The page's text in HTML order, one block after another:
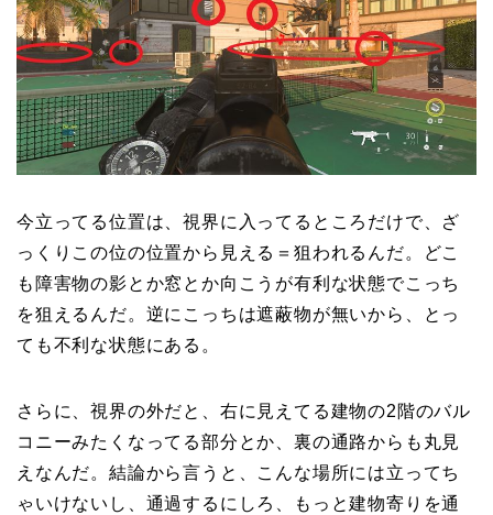
今立ってる位置は、視界に入ってるところだけで、ざ
っくりこの位の位置から見える＝狙われるんだ。どこ
も障害物の影とか窓とか向こうが有利な状態でこっち
を狙えるんだ。逆にこっちは遮蔽物が無いから、とっ
ても不利な状態にある。
さらに、視界の外だと、右に見えてる建物の2階のバル
コニーみたくなってる部分とか、裏の通路からも丸見
えなんだ。結論から言うと、こんな場所には立ってち
ゃいけないし、通過するにしろ、もっと建物寄りを通